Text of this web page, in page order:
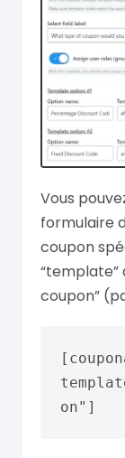
Vous
formulaire
coupon
“template”
coupon”
on"]